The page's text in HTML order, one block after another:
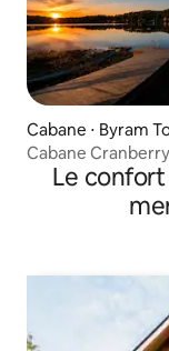
Cabane ⋅ Byram
Cabane
Le